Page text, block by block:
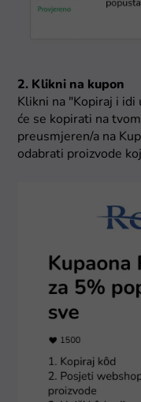
2. Klikni na kupon
Klikni na "Kopiraj i idi
će se kopirati na
preusmjeren/a na
odabrati proizvode